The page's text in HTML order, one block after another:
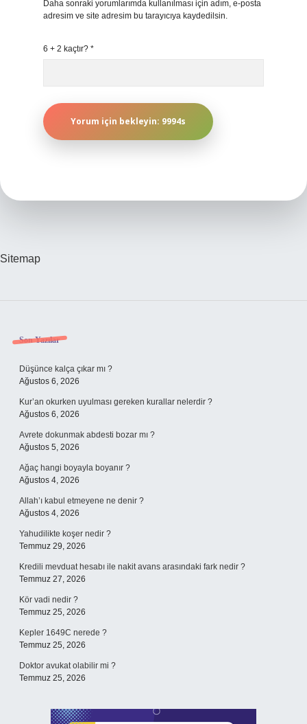
Daha sonraki yorumlarımda kullanılması için adım, e-posta
adresim ve site adresim bu tarayıcıya kaydedilsin.
6 + 2 kaçtır? *
Sitemap
Sidebar
Son Yazılar
Düşünce kalça çıkar mı ?
Ağustos 6, 2026
Kur’an okurken uyulması gereken kurallar nelerdir ?
Ağustos 6, 2026
Avrete dokunmak abdesti bozar mı ?
Ağustos 5, 2026
Ağaç hangi boyayla boyanır ?
Ağustos 4, 2026
Allah’ı kabul etmeyene ne denir ?
Ağustos 4, 2026
Yahudilikte koşer nedir ?
Temmuz 29, 2026
Kredili mevduat hesabı ile nakit avans arasındaki fark nedir ?
Temmuz 27, 2026
Kör vadi nedir ?
Temmuz 25, 2026
Kepler 1649C nerede ?
Temmuz 25, 2026
Doktor avukat olabilir mi ?
Temmuz 25, 2026